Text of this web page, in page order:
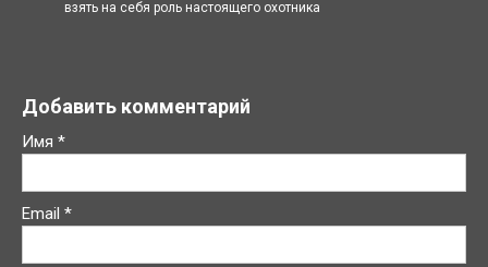
взять на себя роль настоящего охотника
Добавить комментарий
Имя *
Email *